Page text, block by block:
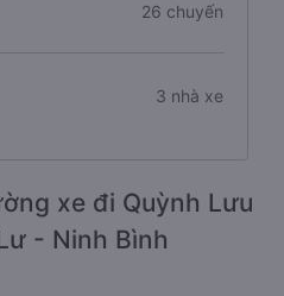
26 chuyến
3 nhà xe
xe đi Quỳnh Lưu
- Ninh Bình